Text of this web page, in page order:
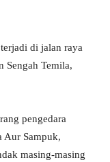
di jalan raya
Sengah Temila,
pengedara
Aur Sampuk,
masing-masing